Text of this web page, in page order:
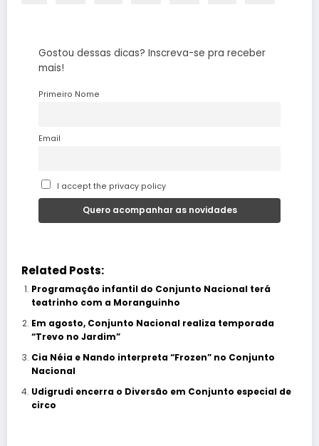
Gostou dessas dicas? Inscreva-se pra receber
mais!
Primeiro Nome
Email
I accept the privacy policy
Related Posts:
Programação infantil do Conjunto Nacional terá
teatrinho com a Moranguinho
Em agosto, Conjunto Nacional realiza temporada
“Trevo no Jardim”
Cia Néia e Nando interpreta “Frozen” no Conjunto
Nacional
Udigrudi encerra o Diversão em Conjunto especial de
circo